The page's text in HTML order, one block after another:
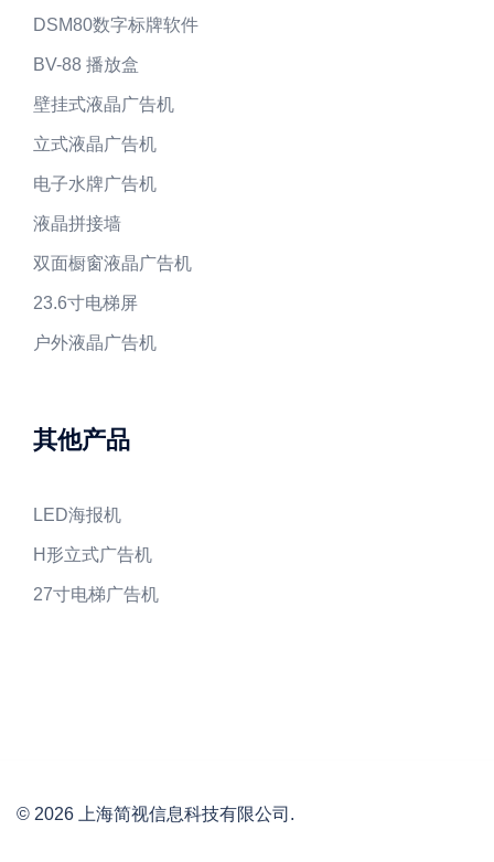
DSM80数字标牌软件
BV-88 播放盒
壁挂式液晶广告机
立式液晶广告机
电子水牌广告机
液晶拼接墙
双面橱窗液晶广告机
23.6寸电梯屏
户外液晶广告机
其他产品
LED海报机
H形立式广告机
27寸电梯广告机
© 2026 上海简视信息科技有限公司.